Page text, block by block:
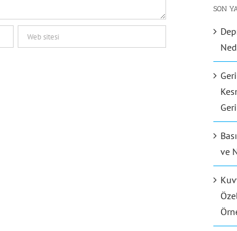
SON
ve